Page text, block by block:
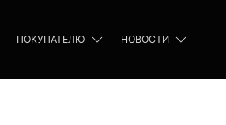
ПОКУПАТЕЛЮ НОВОСТИ